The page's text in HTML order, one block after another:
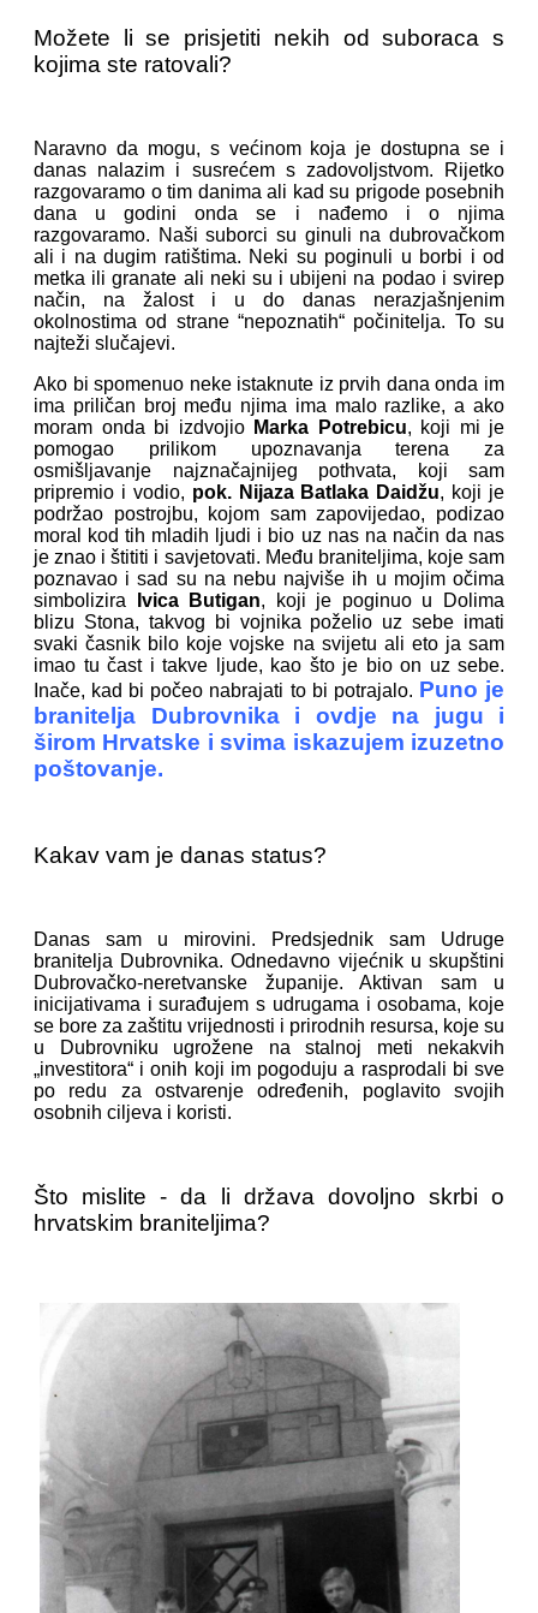
Možete li se prisjetiti nekih od suboraca s
kojima ste ratovali?
Naravno da mogu, s većinom koja je dostupna se i
danas nalazim i susrećem s zadovoljstvom. Rijetko
razgovaramo o tim danima ali kad su prigode posebnih
dana u godini onda se i nađemo i o njima
razgovaramo. Naši suborci su ginuli na dubrovačkom
ali i na dugim ratištima. Neki su poginuli u borbi i od
metka ili granate ali neki su i ubijeni na podao i svirep
način, na žalost i u do danas nerazjašnjenim
okolnostima od strane “nepoznatih“ počinitelja. To su
najteži slučajevi.
Ako bi spomenuo neke istaknute iz prvih dana onda im
ima priličan broj među njima ima malo razlike, a ako
moram onda bi izdvojio Marka Potrebicu, koji mi je
pomogao prilikom upoznavanja terena za
osmišljavanje najznačajnijeg pothvata, koji sam
pripremio i vodio, pok. Nijaza Batlaka Daidžu, koji je
podržao postrojbu, kojom sam zapovijedao, podizao
moral kod tih mladih ljudi i bio uz nas na način da nas
je znao i štititi i savjetovati. Među braniteljima, koje sam
poznavao i sad su na nebu najviše ih u mojim očima
simbolizira
Ivica Butigan, koji je poginuo u Dolima
blizu Stona, takvog bi vojnika poželio uz sebe imati
svaki časnik bilo koje vojske na svijetu ali eto ja sam
imao tu čast i takve ljude, kao što je bio on uz sebe.
Inače, kad bi počeo nabrajati to bi potrajalo. Puno je
branitelja Dubrovnika i ovdje na jugu i
širom Hrvatske i svima iskazujem izuzetno
poštovanje.
Kakav vam je danas status?
Danas sam u mirovini. Predsjednik sam Udruge
branitelja Dubrovnika. Odnedavno vijećnik u skupštini
Dubrovačko-neretvanske županije. Aktivan sam u
inicijativama i surađujem s udrugama i osobama, koje
se bore za zaštitu vrijednosti i prirodnih resursa, koje su
u Dubrovniku ugrožene na stalnoj meti nekakvih
„investitora“ i onih koji im pogoduju a rasprodali bi sve
po redu za ostvarenje određenih, poglavito svojih
osobnih ciljeva i koristi.
Što mislite - da li država dovoljno skrbi o
hrvatskim braniteljima?